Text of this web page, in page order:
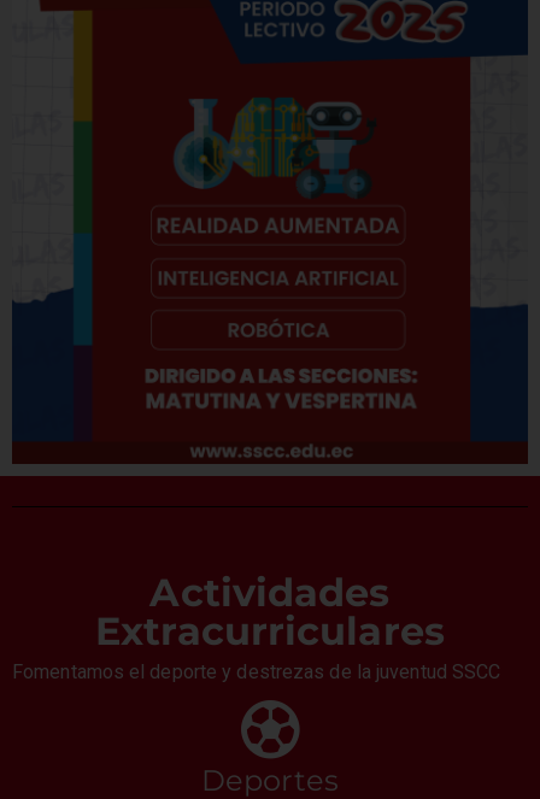
Actividades
Extracurriculares
Fomentamos el deporte y destrezas de la juventud SSCC
Deportes